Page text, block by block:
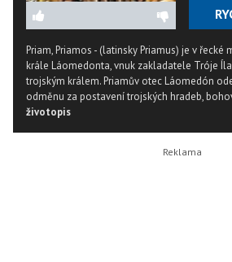
Priam, Priamos - (latinsky Priamus) je v
krále Láomedonta, vnuk zakladatele Tróje
trojským králem. Priamův otec Láomedón
odměnu za postavení trojských hradeb,
životopis